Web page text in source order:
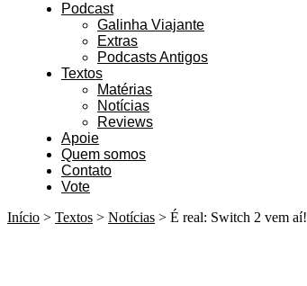
Podcast
Galinha Viajante
Extras
Podcasts Antigos
Textos
Matérias
Notícias
Reviews
Apoie
Quem somos
Contato
Vote
Início > Textos > Notícias > É real: Switch 2 vem aí!